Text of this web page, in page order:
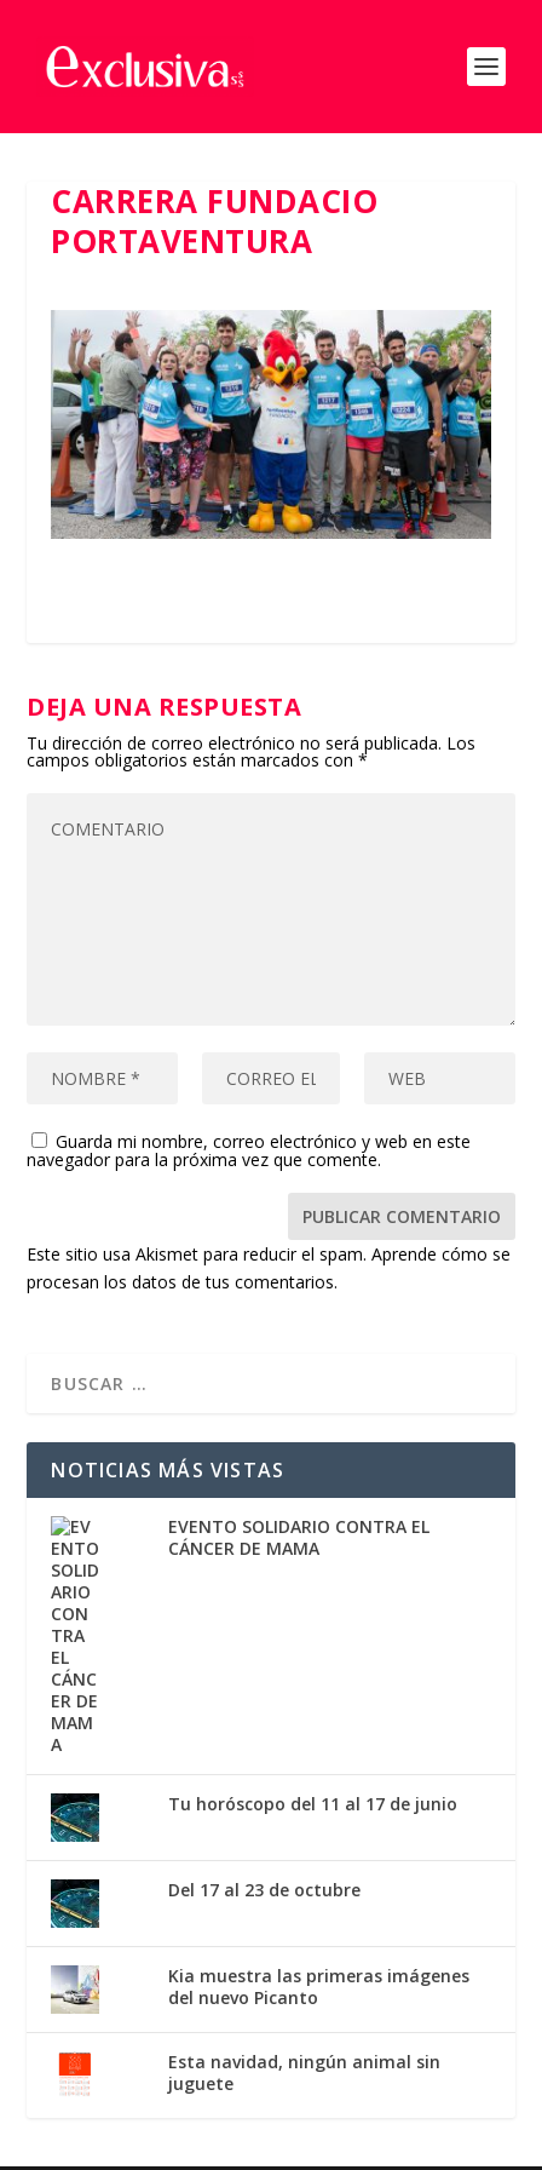
CARRERA FUNDACIO
PORTAVENTURA
DEJA UNA RESPUESTA
Tu dirección de correo electrónico no será publicada. Los
campos obligatorios están marcados con*
Guarda mi nombre, correo electrónico y web en este
navegador para la próxima vez que comente.
Este sitio usa Akismet para reducir el spam.Aprende cómo se
procesan los datos de tus comentarios.
NOTICIAS MÁS VISTAS
EVENTO SOLIDARIO CONTRA EL
CÁNCER DE MAMA
Tu horóscopo del 11 al 17 de junio
Del 17 al 23 de octubre
Kia muestra las primeras imágenes
del nuevo Picanto
Esta navidad, ningún animal sin
juguete